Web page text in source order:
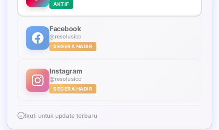
AKTIF
Facebook
@resolusico
SEGERA HADIR
Instagram
@resolusico
SEGERA HADIR
Ikuti untuk update terbaru